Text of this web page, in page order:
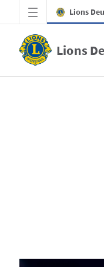
Zum HauptinhaltLions
Lions